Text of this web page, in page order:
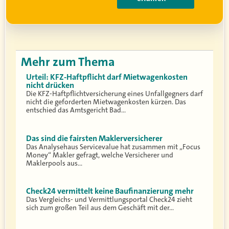
Mehr zum Thema
Urteil: KFZ-Haftpflicht darf Mietwagenkosten
nicht drücken
Die KFZ-Haftpflichtversicherung eines Unfallgegners darf
nicht die geforderten Mietwagenkosten kürzen. Das
entschied das Amtsgericht Bad…
Das sind die fairsten Maklerversicherer
Das Analysehaus Servicevalue hat zusammen mit „Focus
Money“ Makler gefragt, welche Versicherer und
Maklerpools aus…
Check24 vermittelt keine Baufinanzierung mehr
Das Vergleichs- und Vermittlungsportal Check24 zieht
sich zum großen Teil aus dem Geschäft mit der…